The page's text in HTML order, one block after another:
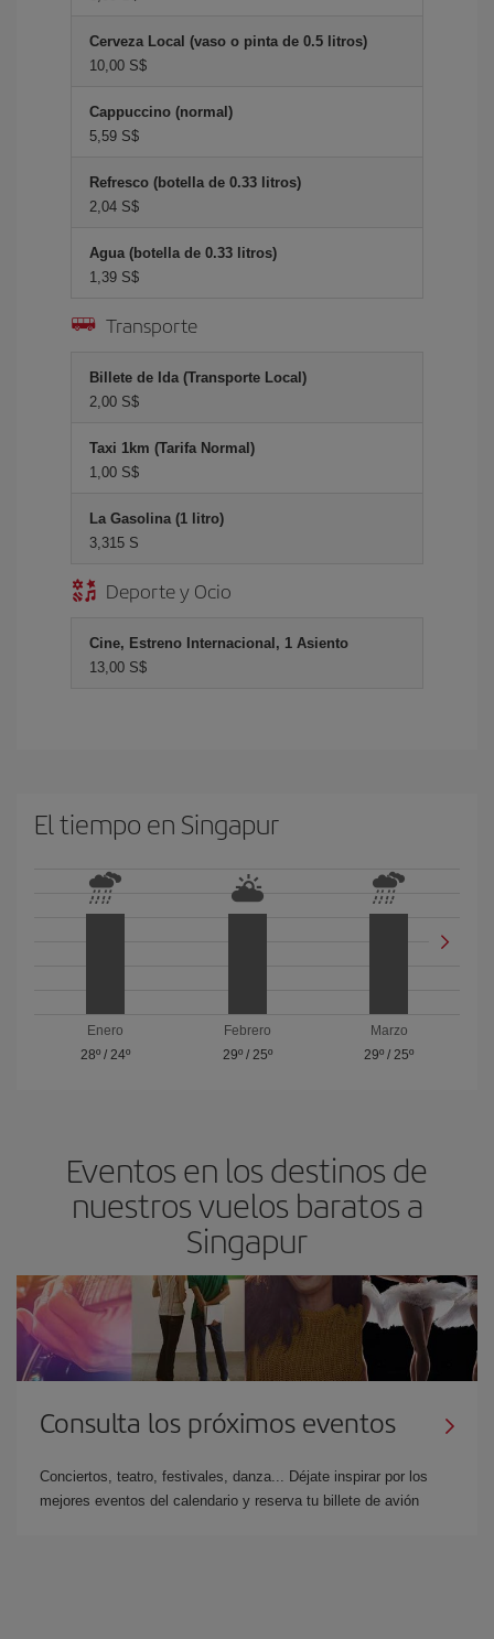
Cerveza Local (vaso o pinta de 0.5 litros)
10,00 S$
Cappuccino (normal)
5,59 S$
Refresco (botella de 0.33 litros)
2,04 S$
Agua (botella de 0.33 litros)
1,39 S$
Transporte
Billete de Ida (Transporte Local)
2,00 S$
Taxi 1km (Tarifa Normal)
1,00 S$
La Gasolina (1 litro)
3,315 S
Deporte y Ocio
Cine, Estreno Internacional, 1 Asiento
13,00 S$
El tiempo en Singapur
Enero
28º/ 24º
Febrero
29º/ 25º
Marzo
29º /25º
Eventos en los destinos de
nuestros vuelos baratos a
Singapur
Consulta los próximos eventos
Conciertos, teatro, festivales, danza... Déjate inspirar por los
mejores eventos del calendario y reserva tu billete de avión